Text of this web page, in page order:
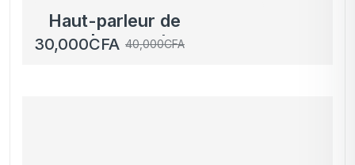
Haut-parleur de
remplacement pour
casque audio gaming
40,000CFA
30,000CFA